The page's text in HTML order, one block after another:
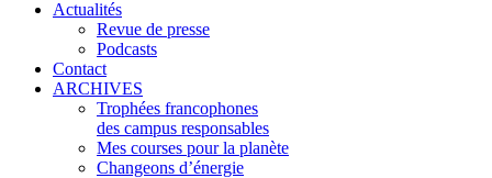
Actualités
Revue de presse
Podcasts
Contact
ARCHIVES
Trophées francophones
des campus responsables
Mes courses pour la planète
Changeons d’énergie